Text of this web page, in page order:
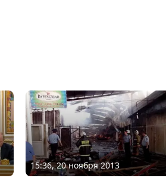
15:36, 20 ноября 2013